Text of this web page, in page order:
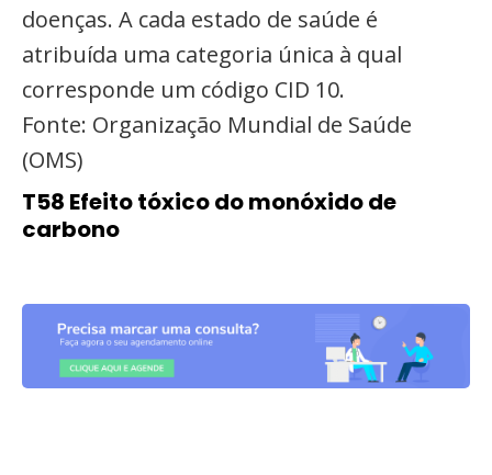
doenças. A cada estado de saúde é
atribuída uma categoria única à qual
corresponde um código CID 10.
Fonte: Organização Mundial de Saúde
(OMS)
T58 Efeito tóxico do monóxido de
carbono